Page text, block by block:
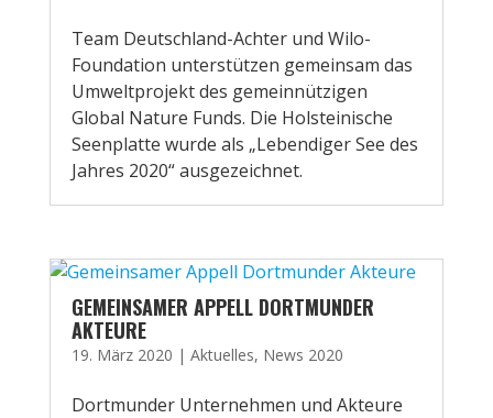
Team Deutschland-Achter und Wilo-
Foundation unterstützen gemeinsam das
Umweltprojekt des gemeinnützigen
Global Nature Funds. Die Holsteinische
Seenplatte wurde als „Lebendiger See des
Jahres 2020“ ausgezeichnet.
GEMEINSAMER APPELL DORTMUNDER
AKTEURE
19. März 2020 | Aktuelles, News 2020
Dortmunder Unternehmen und Akteure